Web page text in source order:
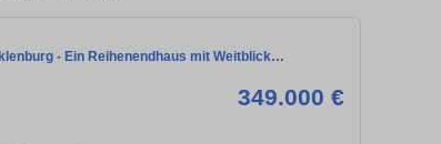
- Ein Reihenendhaus mit Weitblick…
349.000 €